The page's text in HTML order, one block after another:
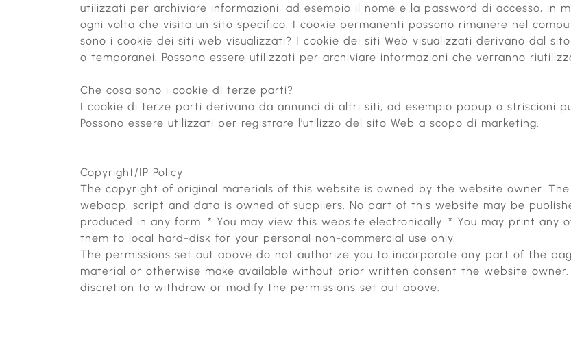
utilizzati per archiviare informazioni, ad esempio il nome e la password di accesso, in
ogni volta che visita un sito specifico. I cookie permanenti possono rimanere nel
sono i cookie dei siti web visualizzati? I cookie dei siti Web visualizzati derivano dal
o temporanei. Possono essere utilizzati per archiviare informazioni che verranno
Che cosa sono i cookie di terze parti?
I cookie di terze parti derivano da annunci di altri siti, ad esempio popup o striscioni
Possono essere utilizzati per registrare l’utilizzo del sito Web a scopo di marketing.
Copyright/IP Policy
The copyright of original materials of this website is owned by the website owner.
webapp, script and data is owned of suppliers. No part of this website may be
produced in any form. * You may view this website electronically. * You may print
them to local hard-disk for your personal non-commercial use only.
The permissions set out above do not authorize you to incorporate any part of the
material or otherwise make available without prior written consent the website
discretion to withdraw or modify the permissions set out above.